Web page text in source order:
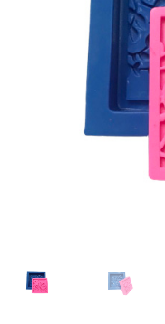
Matéria Prima
Óleos